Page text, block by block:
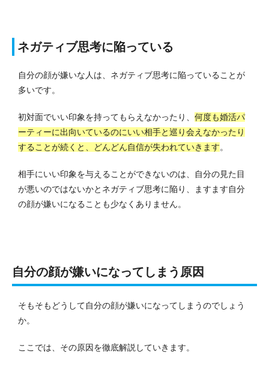
ネガティブ思考に陥っている
自分の顔が嫌いな人は、ネガティブ思考に陥っていることが
多いです。
初対面でいい印象を持ってもらえなかったり、 何度も婚活パ
ーティーに出向いているのにいい相手と巡り会えなかったり
することが続くと、どんどん自信が失われていきます。
相手にいい印象を与えることができないのは、自分の見た目
が悪いのではないかとネガティブ思考に陥り、ますます自分
の顔が嫌いになることも少なくありません。
自分の顔が嫌いになってしまう原因
そもそもどうして自分の顔が嫌いになってしまうのでしょう
か。
ここでは、その原因を徹底解説していきます。